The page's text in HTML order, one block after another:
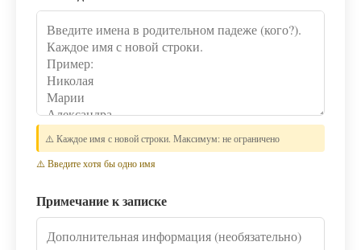
⚠️ Каждое имя с новой строки. Максимум: не ограничено
⚠️ Введите хотя бы одно имя
Примечание к записке